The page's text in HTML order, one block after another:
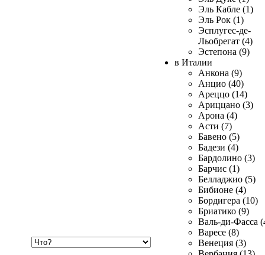
Эль Кабле (1)
Эль Рок (1)
Эсплугес-де-
Льобрегат (4)
Эстепона (9)
в Италии
Анкона (9)
Анцио (40)
Ареццо (14)
Ариццано (3)
Арона (4)
Асти (7)
Бавено (5)
Бадези (4)
Бардолино (3)
Барчис (1)
Белладжио (5)
Бибионе (4)
Бордигера (10)
Бриатико (9)
Валь-ди-Фасса
Варесе (8)
Венеция (3)